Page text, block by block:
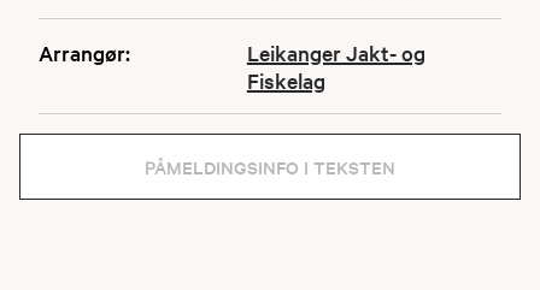
Arrangør:
Leikanger Jakt- og
Fiskelag
PÅMELDINGSINFO I TEKSTEN